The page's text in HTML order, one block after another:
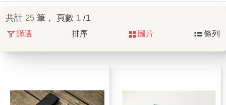
共計 25 筆， 頁數 1 /1
篩選 排序 圖片 條列